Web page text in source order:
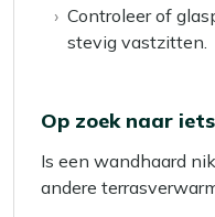
Controleer of
stevig vastzitten.
Op zoek naar
Is een wandhaard
andere